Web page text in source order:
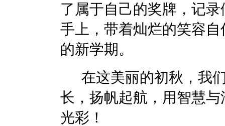
了属于自己的奖牌，记
手上，带着灿烂的笑容
的新学期。
在这美丽的初秋，我们
长，扬帆起航，用智慧
光彩！